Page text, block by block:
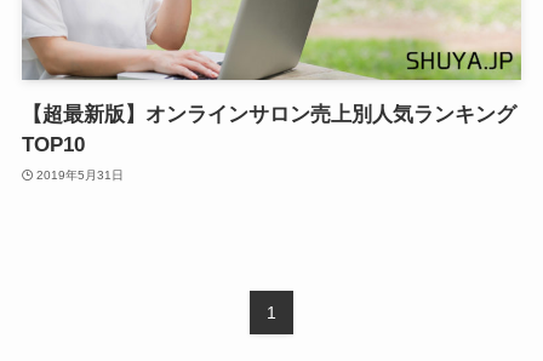
【超最新版】オンラインサロン売上別人気ランキング
TOP10
2019年5月31日
1